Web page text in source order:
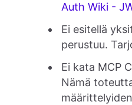
Auth Wiki -
Ei esitellä
perustuu.
Ei kata MCP
Nämä